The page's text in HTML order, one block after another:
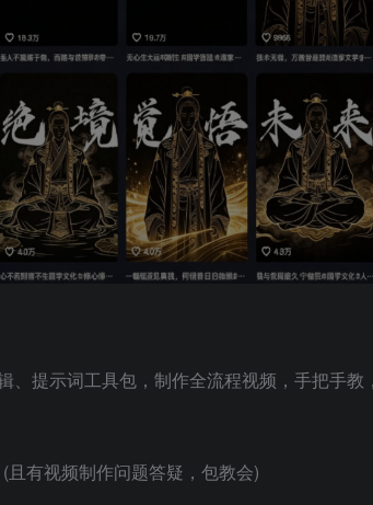
提示词工具包，制作全流程视频，手把手
有视频制作问题答疑，包教会)